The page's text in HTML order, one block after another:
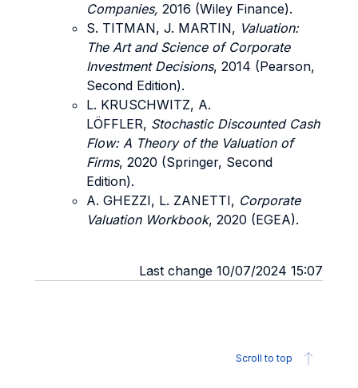
Companies, 2016 (Wiley Finance).
S. TITMAN, J. MARTIN, Valuation:
The Art and Science of Corporate
Investment Decisions, 2014 (Pearson,
Second Edition).
L. KRUSCHWITZ, A.
LÖFFLER, Stochastic Discounted Cash
Flow: A Theory of the Valuation of
Firms, 2020 (Springer, Second
Edition).
A. GHEZZI, L. ZANETTI, Corporate
Valuation Workbook, 2020 (EGEA).
Last change 10/07/2024 15:07
Scroll to top